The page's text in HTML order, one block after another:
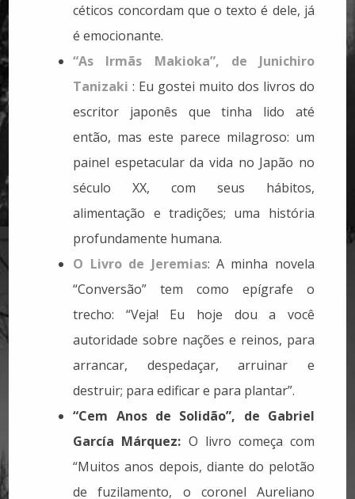
céticos concordam que o texto é dele, já
é emocionante.
“As Irmãs Makioka”, de Junichiro
Tanizaki : Eu gostei muito dos livros do
escritor japonês que tinha lido até
então, mas este parece milagroso: um
painel espetacular da vida no Japão no
século XX, com seus hábitos,
alimentação e tradições; uma história
profundamente humana.
O Livro de Jeremias: A minha novela
“Conversão” tem como epígrafe o
trecho: “Veja! Eu hoje dou a você
autoridade sobre nações e reinos, para
arrancar, despedaçar, arruinar e
destruir; para edificar e para plantar”.
“Cem Anos de Solidão”, de Gabriel
García Márquez: O livro começa com
“Muitos anos depois, diante do pelotão
de fuzilamento, o coronel Aureliano